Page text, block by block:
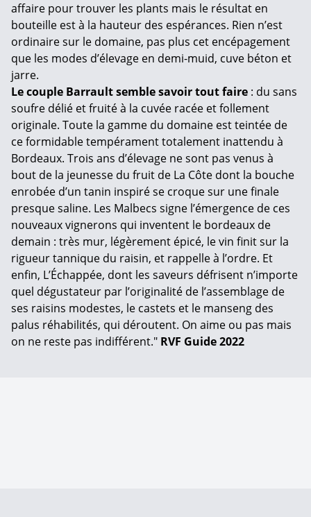
affaire pour trouver les plants mais le résultat en
bouteille est à la hauteur des espérances. Rien n’est
ordinaire sur le domaine, pas plus cet encépagement
que les modes d’élevage en demi-muid, cuve béton et
jarre.
Le couple Barrault semble savoir tout faire : du sans
soufre délié et fruité à la cuvée racée et follement
originale. Toute la gamme du domaine est teintée de
ce formidable tempérament totalement inattendu à
Bordeaux. Trois ans d’élevage ne sont pas venus à
bout de la jeunesse du fruit de La Côte dont la bouche
enrobée d’un tanin inspiré se croque sur une finale
presque saline. Les Malbecs signe l’émergence de ces
nouveaux vignerons qui inventent le bordeaux de
demain : très mur, légèrement épicé, le vin finit sur la
rigueur tannique du raisin, et rappelle à l’ordre. Et
enfin, L’Échappée, dont les saveurs défrisent n’importe
quel dégustateur par l’originalité de l’assemblage de
ses raisins modestes, le castets et le manseng des
palus réhabilités, qui déroutent. On aime ou pas mais
on ne reste pas indifférent." RVF Guide 2022